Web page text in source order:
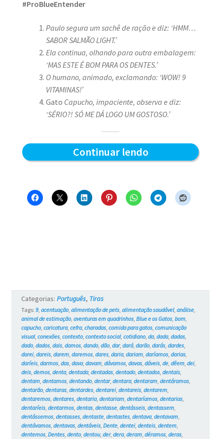
#ProBlueEntender
Paulo segura um sachê de ração e diz: ‘HMM…
SABOR SALMÃO LIGHT.’
Ela continua, olhando para outra embalagem:
‘MAS ESTE É BOM PARA OS DENTES.’
O humano, animado, exclamando: ‘WOW! 9
VITAMINAS!’
Gato Capucho, impaciente, observa e diz:
‘SÉRIO?! SÓ ME DÁ LOGO UM GOSTOSO.’
Continuar lendoSabor
–
#761
Categorias: Português, Tiras
Tags: 9, acentuação, alimentação de pets, alimentação saudável, análise,
animal de estimação, aventuras em quadrinhos, Blue e os Gatos, bom,
capucho, caricatura, cefra, charadas, comida para gatos, comunicação
visual, conexões, contexto, contexto social, cotidiano, da, dada, dadas,
dado, dados, dais, damos, dando, dão, dar, dará, darão, darás, dardes,
darei, dareis, darem, daremos, dares, daria, dariam, daríamos, darias,
daríeis, darmos, das, dava, davam, dávamos, davas, dáveis, de, dêem, dei,
deis, demos, denta, dentada, dentadas, dentado, dentados, dentais,
dentam, dentamos, dentando, dentar, dentara, dentaram, dentáramos,
dentarão, dentaras, dentardes, dentarei, dentareis, dentarem,
dentaremos, dentares, dentaria, dentariam, dentaríamos, dentarias,
dentaríeis, dentarmos, dentas, dentasse, dentásseis, dentassem,
dentássemos, dentasses, dentaste, dentastes, dentava, dentavam,
dentávamos, dentavas, dentáveis, Dente, dentei, denteis, dentem,
dentemos, Dentes, dento, dentou, der, dera, deram, déramos, deras,